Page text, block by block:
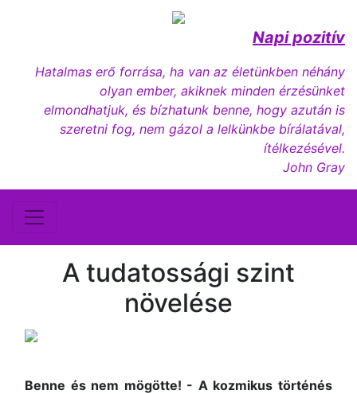
Napi pozitív
Hatalmas erő forrása, ha van az életünkben néhány
olyan ember, akiknek minden érzésünket
elmondhatjuk, és bízhatunk benne, hogy azután is
szeretni fog, nem gázol a lelkünkbe bírálatával,
ítélkezésével.
John Gray
A tudatossági szint
növelése
Benne és nem mögötte! - A kozmikus történés